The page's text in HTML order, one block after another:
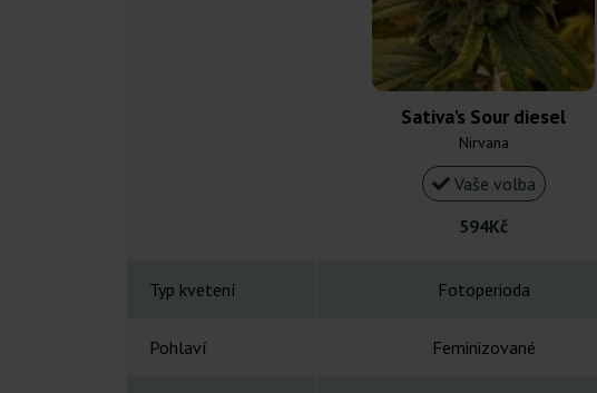
Sativa's Sour diesel
Nirvana
Vaše volba
594Kč
Typ kvetení Fotoperioda
Pohlaví Feminizované